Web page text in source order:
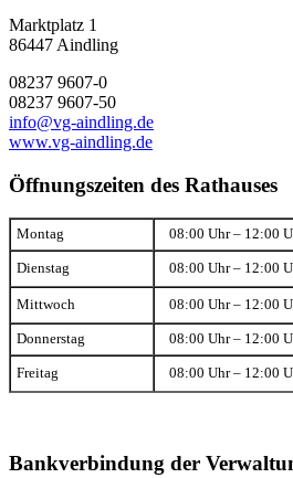
Marktplatz 1
86447 Aindling
08237 9607-0
08237 9607-50
info@vg-aindling.de
www.vg-aindling.de
Öffnungszeiten des Rathauses
Montag 08:00 Uhr – 12:00
Dienstag 08:00 Uhr – 12:00
Mittwoch 08:00 Uhr – 12:00
Donnerstag 08:00 Uhr – 12:00
Freitag 08:00 Uhr – 12:00
Bankverbindung der